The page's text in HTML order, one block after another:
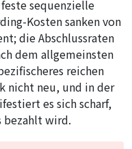
sequenzielle
Kosten sanken von
die Abschlussraten
dem allgemeinsten
reichen
nicht neu, und in der
es sich scharf,
bezahlt wird.